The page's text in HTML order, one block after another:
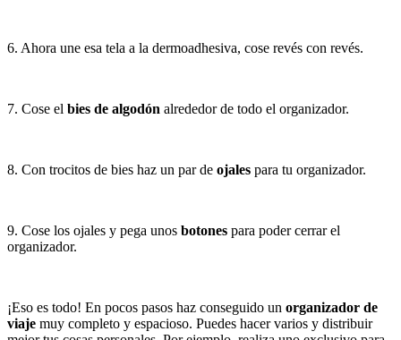
6. Ahora une esa tela a la dermoadhesiva, cose revés con revés.
7. Cose el bies de algodón alrededor de todo el organizador.
8. Con trocitos de bies haz un par de ojales para tu organizador.
9. Cose los ojales y pega unos botones para poder cerrar el
organizador.
¡Eso es todo! En pocos pasos haz conseguido un organizador de
viaje muy completo y espacioso. Puedes hacer varios y distribuir